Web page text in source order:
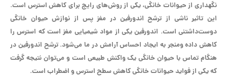
نگهداری از حیوانات خانگی، یکی از روش‌های رایج برای کاهش استرس است.
این تاثیر ناشی از ترشح اندورفین در مغز پس از نوازش حیوان خانگی
دوست‌داشتنی است. اندورفین یکی از مواد شیمیایی مغز است که استرس را
کاهش داده ومنجر به ایجاد احساس آرامش در ما می‌شود. ترشح اندورفین در
هنگام تماس با حیوان خانگی یک واکنش طبیعی است و می‌توان نتیجه گرفت
که یکی از فواید حیوانات خانگی کاهش سطح استرس و اضطراب است.